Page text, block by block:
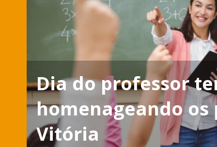
Dia do professor
homenageando
Vitória